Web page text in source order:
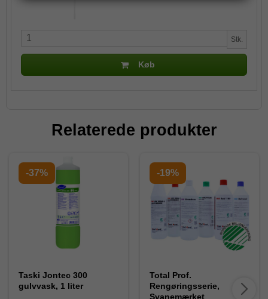
Stk.
Køb
Relaterede produkter
-37%
Taski Jontec 300
gulvvask, 1 liter
-19%
Total Prof.
Rengøringsserie,
Svanemærket